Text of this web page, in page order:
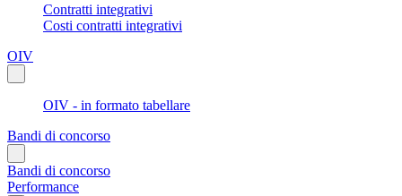
Contratti integrativi
Costi contratti integrativi
OIV
OIV - in formato tabellare
Bandi di concorso
Bandi di concorso
Performance